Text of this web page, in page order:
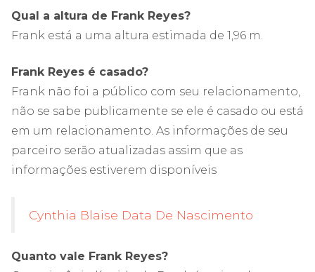
Qual a altura de Frank Reyes?
Frank está a uma altura estimada de 1,96 m.
Frank Reyes é casado?
Frank não foi a público com seu relacionamento,
não se sabe publicamente se ele é casado ou está
em um relacionamento. As informações de seu
parceiro serão atualizadas assim que as
informações estiverem disponíveis
Cynthia Blaise Data De Nascimento
Quanto vale Frank Reyes?